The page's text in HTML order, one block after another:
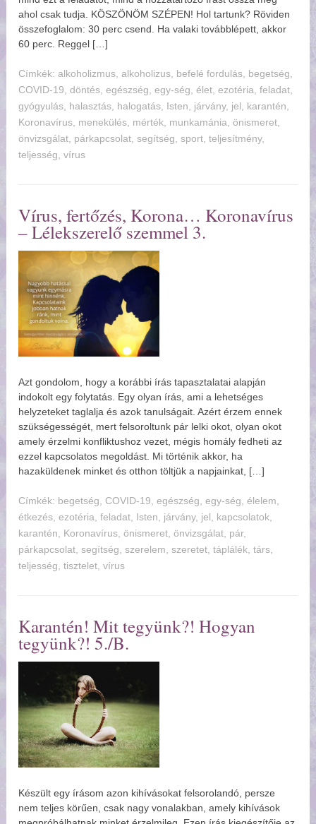
ahol csak tudja. KÖSZÖNÖM SZÉPEN! Hol tartunk? Röviden
összefoglalom: 30 perc csend. Ha valaki továbblépett, akkor
60 perc. Reggel […]
Címkék:alkoholizmus,alkoholizus, befelé fordulás, begetség,
COVID-19,döntés,egészség,egy-ség,élet,ezotéria,feladat,
gyógyulás, halasztás, halogatás, Isten, járvány, jel, karantén,
Koronavírus, menekülés, mérték, munkamánia,önismeret,
önvizsgálat, párkapcsolat,segítség,sport,teljesítmény,
teljesség,vírus
Vírus, fertőzés, Korona… Koronavírus
– Lélekszerelő szemmel 3.
Azt gondolom, hogy a korábbi írás tapasztalatai alapján
indokolt egy folytatás. Egy olyan írás, ami a lehetséges
helyzeteket taglalja és azok tanulságait. Azért érzem ennek
szükségességét, mert felsoroltunk pár lelki okot, olyan okot
amely érzelmi konfliktushoz vezet, mégis homály fedheti az
ezzel kapcsolatos megoldást. Mi történik akkor, ha
hazaküldenek minket és otthon töltjük a napjainkat, […]
Címkék: begetség, COVID-19,egészség,egy-ség,élelem,
étkezés,ezotéria,feladat, Isten, járvány, jel, kapcsolatok,
karantén, Koronavírus,önismeret,önvizsgálat, pár,
párkapcsolat,segítség,szerelem,szeretet,táplálék,társ,
teljesség,tisztelet,vírus
Karantén! Mit tegyünk?! Hogyan
tegyünk?! 5./B.
Készült egy írásom azon kihívásokat felsorolandó, persze
nem teljes körűen, csak nagy vonalakban, amely kihívások